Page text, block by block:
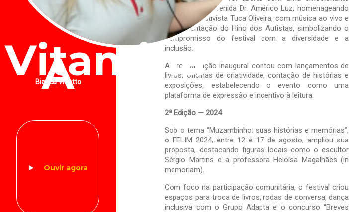
Vitamina
A
Bianca Vidotto
Ouvir agora
cerimônia na Avenida Dr. Américo Luz, homenageando
o músico e ativista Tuca Oliveira, com música ao vivo e
a apresentação do Hino dos Autistas, simbolizando o
compromisso do festival com a diversidade e a
inclusão.
A programação inaugural contou com lançamentos de
livros, oficinas de criatividade, contação de histórias e
exposições, estabelecendo o evento como uma
plataforma de expressão e incentivo à leitura.
2ª Edição — 2024
Sob o tema “Muzambinho: suas histórias e memórias”,
o FELIM 2024, entre 12 e 17 de agosto, ampliou sua
proposta, destacando figuras locais como o escultor
Sérgio Martins e a professora Heloísa Magalhães (in
memoriam).
Com foco na participação comunitária, o festival criou
espaços para troca de livros, rodas de conversa, dança
inclusiva com o Grupo Adapta e o concurso “Breves